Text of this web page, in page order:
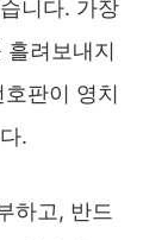
니다. 가장
흘려보내지
판이 영치
.
하고, 반드